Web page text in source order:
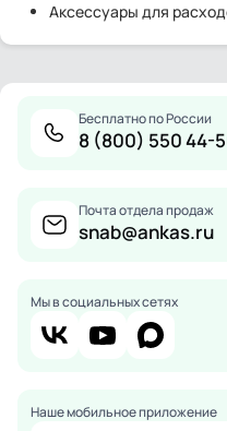
Аксессуары для
Бесплатно по России
8 (800) 550 44-
Почта отдела продаж
snab@ankas.ru
Мы в социальных сетях
Наше мобильное приложение